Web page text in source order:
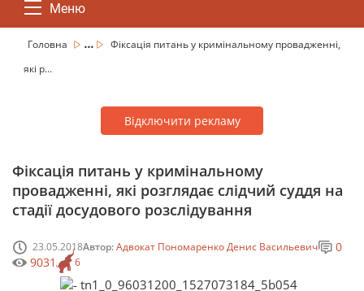
Меню
Головна ...
Фіксація питань у кримінальному провадженні,
які р...
Відключити рекламу
Фіксація питань у кримінальному
провадженні, які розглядає слідчий суддя на
стадії досудового розслідування
23.05.2018Автор:Адвокат Пономаренко Денис Васильевич
6
0
9031